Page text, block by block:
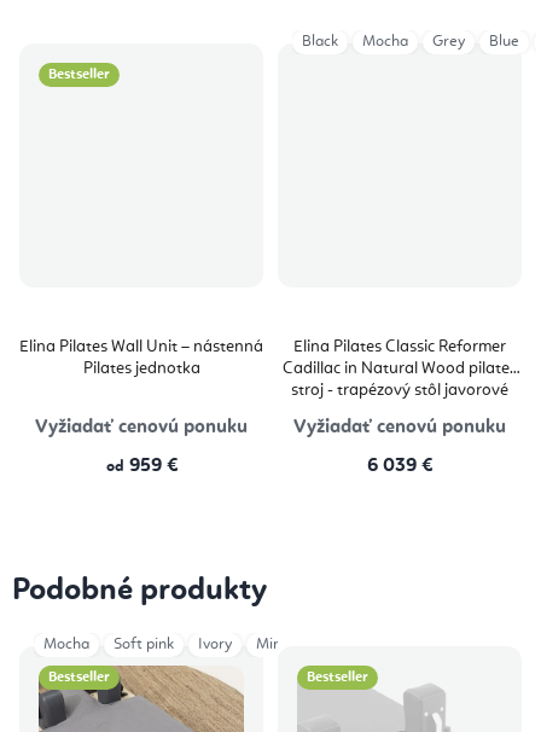
Bestseller
Elina Pilates Wall Unit – nástenná
Pilates jednotka
Vyžiadať cenovú ponuku
od 959 €
Elina Pilates Classic Reformer
Cadillac in Natural Wood pilates
stroj - trapézový stôl javorové
Vyžiadať cenovú ponuku
6 039 €
Black Mocha Grey Blue
Podobné produkty
Bestseller
Mocha Soft pink Ivory Mint Green
Bestseller